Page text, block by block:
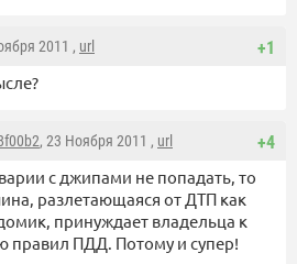
+1
2011 , url
+4
, 23 Ноября 2011 , url
с джипами не попадать, то
разлетающаяся от ДТП как
принуждает владельца к
правил ПДД. Потому и супер!